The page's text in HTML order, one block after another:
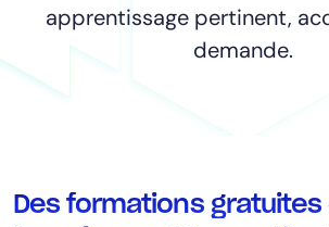
apprentissage pertinent,
demande.
Des formations gratuites
Santé
Services financiers
Secteur public
Rôle